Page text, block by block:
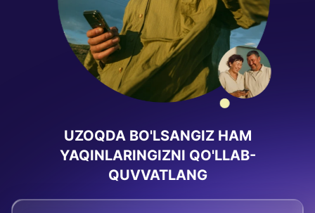
UZOQDA BO'LSANGIZ HAM
YAQINLARINGIZNI QO'LLAB-
QUVVATLANG